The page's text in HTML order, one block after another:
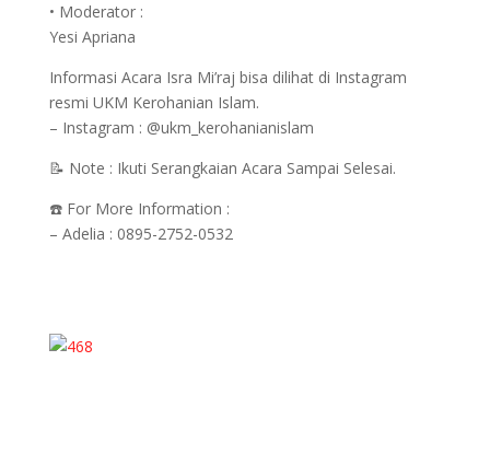
• Moderator :
Yesi Apriana
Informasi Acara Isra Mi’raj bisa dilihat di Instagram
resmi UKM Kerohanian Islam.
– Instagram : @ukm_kerohanianislam
📝 Note : Ikuti Serangkaian Acara Sampai Selesai.
☎️ For More Information :
– Adelia : 0895-2752-0532